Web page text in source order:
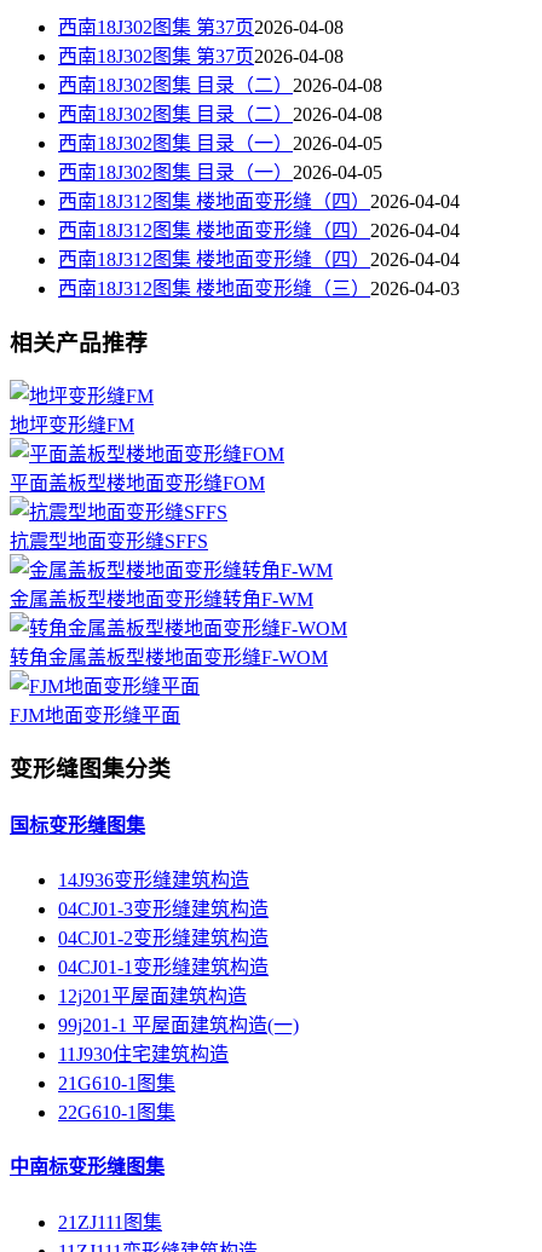
西南18J302图集 第37页2026-04-08
西南18J302图集 第37页2026-04-08
西南18J302图集 目录（二） 2026-04-08
西南18J302图集 目录（二） 2026-04-08
西南18J302图集 目录（一） 2026-04-05
西南18J302图集 目录（一） 2026-04-05
西南18J312图集 楼地面变形缝（四） 2026-04-04
西南18J312图集 楼地面变形缝（四） 2026-04-04
西南18J312图集 楼地面变形缝（四） 2026-04-04
西南18J312图集 楼地面变形缝（三） 2026-04-03
相关产品推荐
地坪变形缝FM
平面盖板型楼地面变形缝FOM
抗震型地面变形缝SFFS
金属盖板型楼地面变形缝转角F-WM
转角金属盖板型楼地面变形缝F-WOM
FJM地面变形缝平面
变形缝图集分类
国标变形缝图集
14J936变形缝建筑构造
04CJ01-3变形缝建筑构造
04CJ01-2变形缝建筑构造
04CJ01-1变形缝建筑构造
12j201平屋面建筑构造
99j201-1 平屋面建筑构造(一)
11J930住宅建筑构造
21G610-1图集
22G610-1图集
中南标变形缝图集
21ZJ111图集